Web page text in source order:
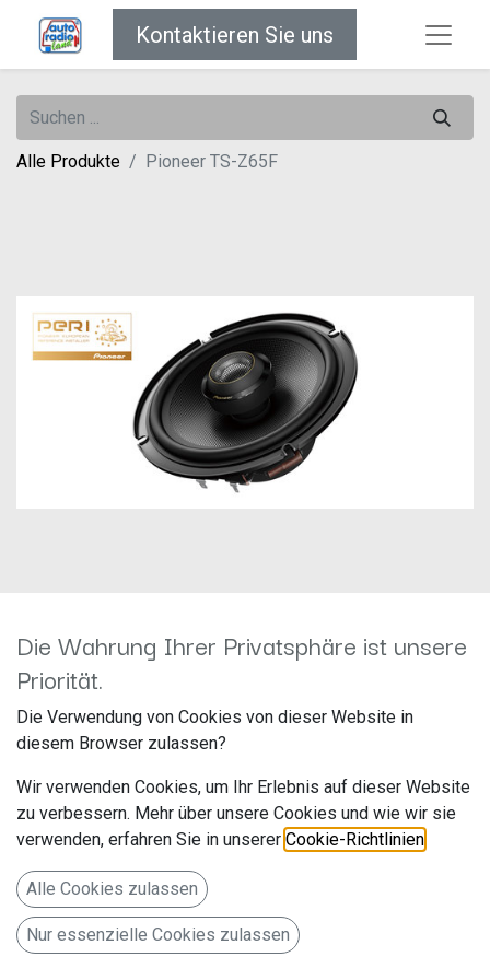
Kontaktieren Sie uns
Alle Produkte Pioneer TS-Z65F
Pioneer TS-Z65F
Hersteller: Pioneer
Artikelnummer: TS-Z65F
Hanns-Martin-Schleyer-Str. 35
Willich NW 47877 www.pioneer-car.eu/de/de/
17cm 2-Wege Koaxial-Lautsprecher (330 W max. / 110W
RMS )
Die Wahrung Ihrer Privatsphäre ist unsere
Priorität.
Die Verwendung von Cookies von dieser Website in
diesem Browser zulassen?
Wir verwenden Cookies, um Ihr Erlebnis auf dieser Website
zu verbessern. Mehr über unsere Cookies und wie wir sie
verwenden, erfahren Sie in unserer Cookie-Richtlinien
Alle Cookies zulassen
Nur essenzielle Cookies zulassen